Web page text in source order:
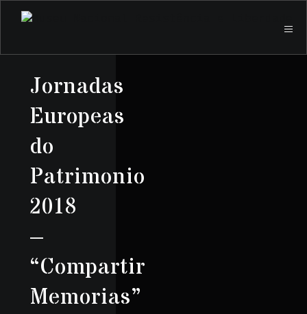
Jornadas
Europeas
do
Patrimonio
2018
–
“Compartir
Memorias”